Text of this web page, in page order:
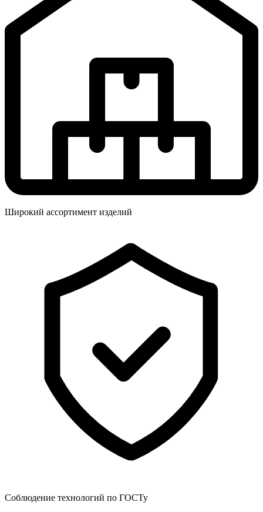
Широкий ассортимент изделий
Соблюдение технологий по ГОСТу